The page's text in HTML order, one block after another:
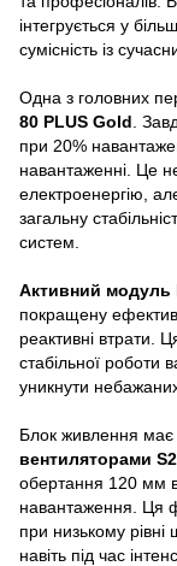
інтегрується у
сумісність із
Одна з головних
80 PLUS Gold .
при 20%
навантаженні. Це
електроенергію,
загальну
систем.
Активний модуль
покращену
реактивні втрати.
стабільної роботи
уникнути
Блок живлення має
вентиляторами
обертання 120 мм
навантаження. Ця
при низькому
навіть під час